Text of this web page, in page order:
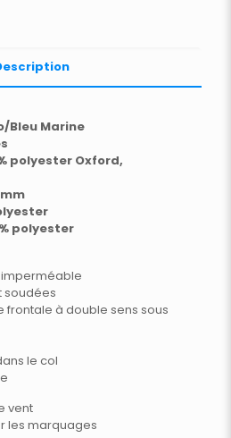
Bleu Marine
polyester Oxford,
polyester
soudées
frontale à double sens sous
le col
vent
les marquages